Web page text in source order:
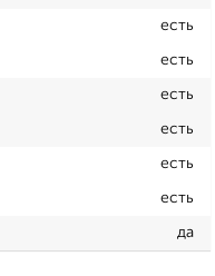
есть
есть
есть
есть
есть
есть
да